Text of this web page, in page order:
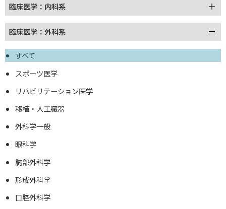
臨床医学：内科系
臨床医学：外科系
すべて
スポーツ医学
リハビリテーション医学
移植・人工臓器
外科学一般
眼科学
胸部外科学
形成外科学
口腔外科学